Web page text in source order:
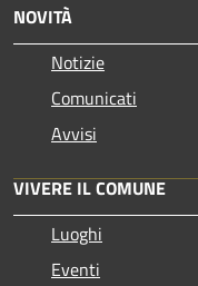
NOVITÀ
Notizie
Comunicati
Avvisi
VIVERE IL COMUNE
Luoghi
Eventi